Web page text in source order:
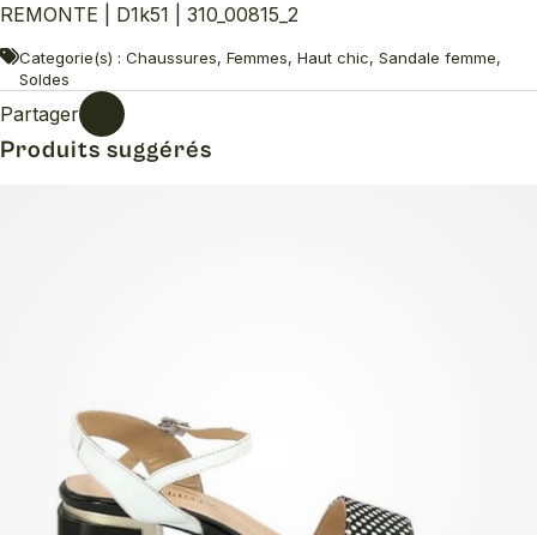
REMONTE | D1k51 | 310_00815_2
Categorie(s) : Chaussures, Femmes, Haut chic, Sandale femme,
Soldes
Partager
Produits suggérés